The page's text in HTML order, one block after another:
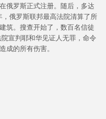
俄罗斯正式注册。随后，多达
俄罗斯联邦最高法院清算了所
筑。搜查开始了，数百名信徒
宣判耶和华见证人无罪，命令
成的所有伤害。